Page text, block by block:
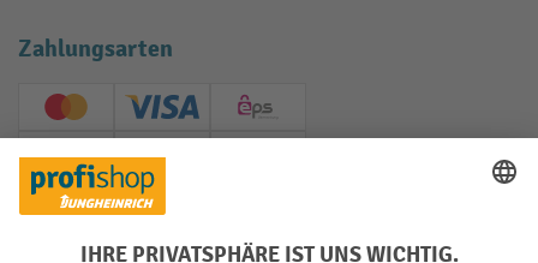
Zahlungsarten
Creditcard (Master)Creditcard (Visa)
EPS
PayPal
Soziale Netzwerke